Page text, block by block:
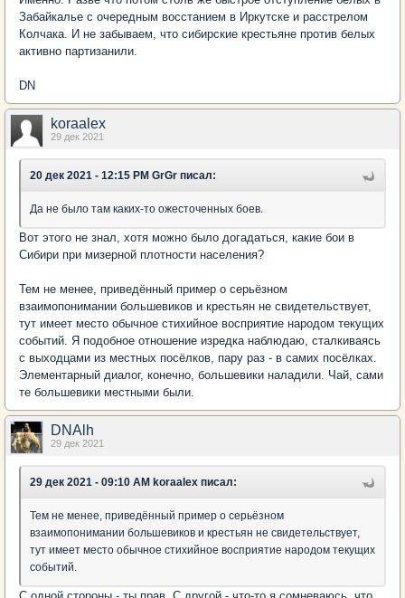
Забайкалье с очередным восстанием в Иркутске и расстрелом
Колчака. И не забываем, что сибирские крестьяне против белых
активно партизанили.
DN
koraalex
29 дек 2021
20 дек 2021 - 12:15 PM GrGr писал:
Да не было там каких-то ожесточенных боев.
Вот этого не знал, хотя можно было догадаться, какие бои в
Сибири при мизерной плотности населения?
Тем не менее, приведённый пример о серьёзном
взаимопонимании большевиков и крестьян не свидетельствует,
тут имеет место обычное стихийное восприятие народом текущих
событий. Я подобное отношение изредка наблюдаю, сталкиваясь
с выходцами из местных посёлков, пару раз - в самих посёлках.
Элементарный диалог, конечно, большевики наладили. Чай, сами
те большевики местными были.
DNAlh
29 дек 2021
29 дек 2021 - 09:10 AM koraalex писал:
Тем не менее, приведённый пример о серьёзном
взаимопонимании большевиков и крестьян не свидетельствует,
тут имеет место обычное стихийное восприятие народом текущих
событий.